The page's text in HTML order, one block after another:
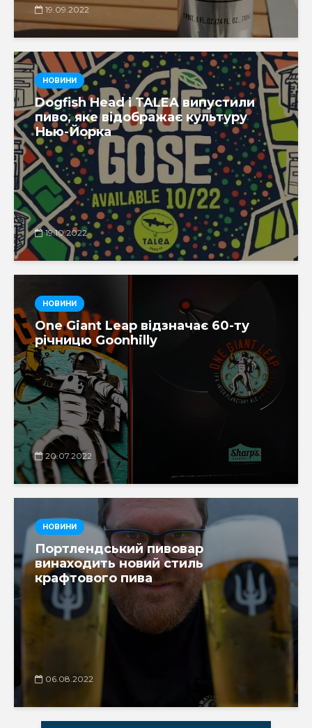
19.09.2022
НОВИНИ
Dogfish Head і TALEA випустили
пиво, яке відображає культуру
Нью-Йорка
19.10.2022
НОВИНИ
One Giant Leap відзначає 60-ту
річницю Goonhilly
20.07.2022
НОВИНИ
Портлендський пивовар
винаходить новий стиль
крафтового пива
06.08.2022